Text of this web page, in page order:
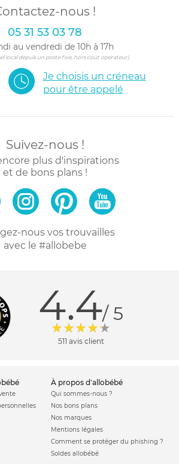
nous !
05 31 53 03 78
au vendredi de 10h à 17h
local depuis un poste fixe, hors coût opérateur)
Je choisis un créneau
pour être appelé
Suivez-nous !
plus d'inspirations
et de bons plans !
nous vos trouvailles
avec le #allobebe
4.4/ 5
511 avis client
à propos d'allobébé
Qui sommes-nous ?
Nos bons plans
Nos marques
Mentions légales
Comment se protéger du phishing ?
Soldes allobébé